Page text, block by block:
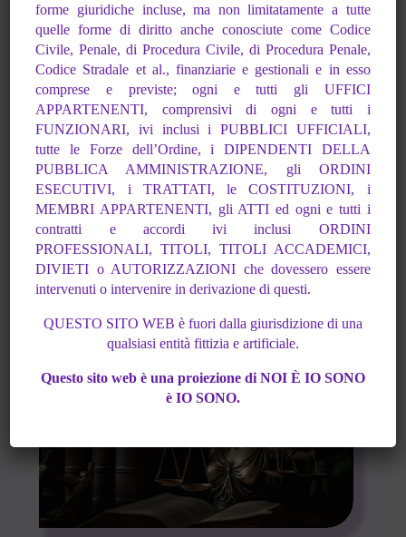
12^ PUNTATA
Sovranità dell’Essere
forme giuridiche incluse, ma non limitatamente a tutte
quelle forme didiritto anche conosciute come Codice
Civile, Penale, di Procedura Civile, di Procedura Penale,
Codice Stradale et al., finanziarie e gestionali e in esso
comprese e previste; ogni e tutti gli UFFICI
APPARTENENTI, comprensivi di ogni e tutti i
FUNZIONARI, ivi inclusi iPUBBLICI UFFICIALI,
tutte le Forze dell’Ordine, i DIPENDENTI DELLA
PUBBLICA AMMINISTRAZIONE, gli ORDINI
ESECUTIVI, i TRATTATI, le COSTITUZIONI, i
MEMBRI APPARTENENTI, gli ATTI ed ogni e tutti i
contratti e accordi ivi inclusi ORDINI
PROFESSIONALI, TITOLI, TITOLI ACCADEMICI,
DIVIETI o AUTORIZZAZIONI chedovessero essere
intervenuti o intervenire in derivazione di questi.
QUESTO SITO WEB è fuori dalla giurisdizione di una
qualsiasi entità fittizia e artificiale.
Questo sito web è una proiezione di NOI È IO SONO
è IO SONO.